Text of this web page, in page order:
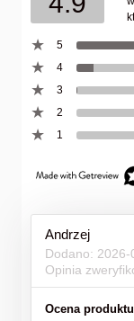
5
4
3
2
1
Andrzej
Dodano: 2026-
Opinia
Ocena